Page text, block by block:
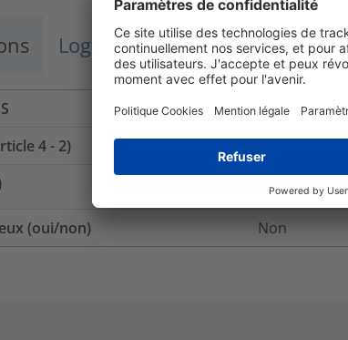
Logistique et emballage
Oui
4 - 2)
(oui/non) Non